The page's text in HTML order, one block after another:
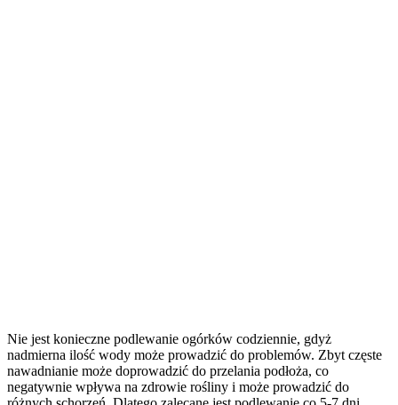
Nie jest konieczne podlewanie ogórków codziennie, gdyż
nadmierna ilość wody może prowadzić do problemów. Zbyt częste
nawadnianie może doprowadzić do przelania podłoża, co
negatywnie wpływa na zdrowie rośliny i może prowadzić do